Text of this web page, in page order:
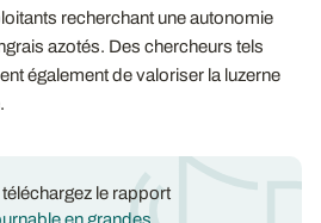
recherchant une autonomie
azotés. Des chercheurs tels
également de valoriser la luzerne
le rapport
en grandes